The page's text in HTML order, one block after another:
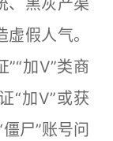
、黑灰产渠
假人气。
”“加V”类商
“加V”或获
尸”账号问